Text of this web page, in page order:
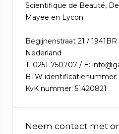
Scientifique de Beauté,
Mayee en Lycon.
Begijnenstraat 21 /
Nederland
T: 0251-750707 / E:
BTW identificatienummer:
KvK nummer: 51420821
Neem contact met